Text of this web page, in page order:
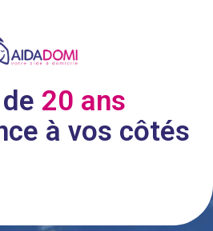
20 ans
à vos côtés